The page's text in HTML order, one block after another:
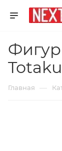
Totaku
Главная —